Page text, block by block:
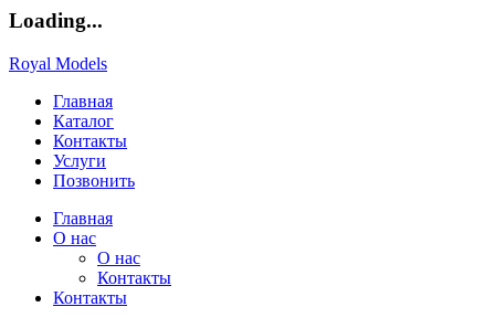
Loading...
Royal Models
Главная
Каталог
Контакты
Услуги
Позвонить
Главная
О нас
О нас
Контакты
Контакты